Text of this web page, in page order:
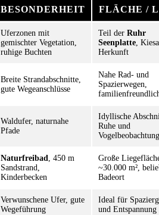
BESONDERHEIT FLÄCHE /
Uferzonen mit
gemischter Vegetation,
ruhige Buchten
Teil der Ruhr
Seenplatte,
Herkunft
Breite Strandabschnitte,
gute Wegeanschlüsse
Nahe Rad- und
Spazierwegen,
Waldufer, naturnahe
Pfade
Idyllische
Ruhe und
Vogelbeobachtung
Naturfreibad, 450 m
Sandstrand,
Kinderbecken
Große
~30.000 m²,
Badeort
Verwunschene Ufer, gute
Wegeführung
Ideal für
und Entspannung